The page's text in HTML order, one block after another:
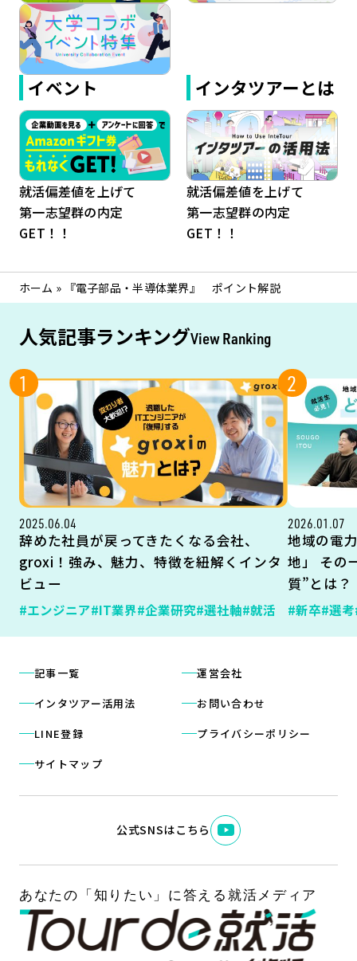
イベント
就活偏差値を上げて
第一志望群の内定
GET！！
インタツアーとは
就活偏差値を上げて
第一志望群の内定
GET！！
ホーム » 『電子部品・半導体業界』 ポイント解説
人気記事ランキングView Ranking
1
2025.06.04
辞めた社員が戻ってきたくなる会社、
groxi！強み、魅力、特徴を紐解くインタ
ビュー
#エンジニア#IT業界#企業研究#選社軸#就活
2
2026.01.07
地域の電
地」 その
質”とは？
#新卒#選考
記事一覧
インタツアー活用法
LINE登録
サイトマップ
運営会社
お問い合わせ
プライバシーポリシー
公式SNSはこちら